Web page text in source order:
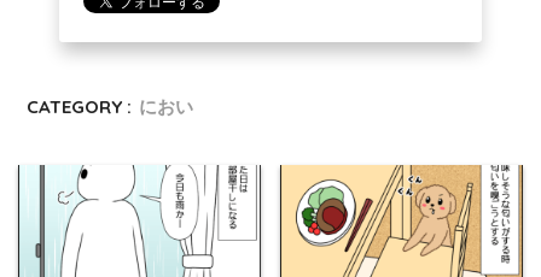
CATEGORY : におい